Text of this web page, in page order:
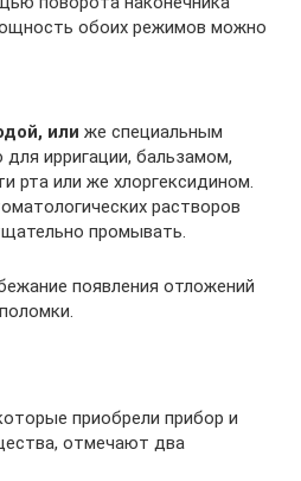
обоих режимов можно
или же специальным
ирригации, бальзамом,
рта или же хлоргексидином.
растворов
промывать.
появления отложений
приобрели прибор и
отмечают два